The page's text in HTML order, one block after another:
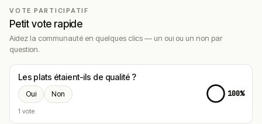
VOTE PARTICIPATIF
Petit vote rapide
Aidez la communauté en quelques clics — un oui ou un non par
question.
Les plats étaient-ils de qualité ?
Oui Non
1 vote
100%